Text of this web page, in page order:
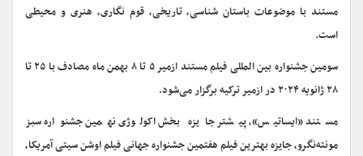
مستند با موضوعات باستان شناسی، تاریخی، قوم نگاری، هنری و محیطی
است.
سومین جشنواره بین المللی فیلم مستند ازمیر ۵ تا ۸ بهمن ماه مصادف با ۲۵ تا
۲۸ ژانویه ۲۰۲۴ در ازمیر ترکیه برگزار می‌شود.
مستند «ایساتیس»، پیشتر جایزه بخش اکولوژی نهمین جشنواره سبز
مونته‌نگرو، جایزه بهترین فیلم هفتمین جشنواره جهانی فیلم اوشن سیتی آمریکا،